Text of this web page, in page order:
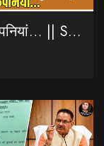
मॉडलिंग के नाम पर पैसा बटोर रही कंपनियां… || Sinmit Communications || Miss Uttarakhand 2026